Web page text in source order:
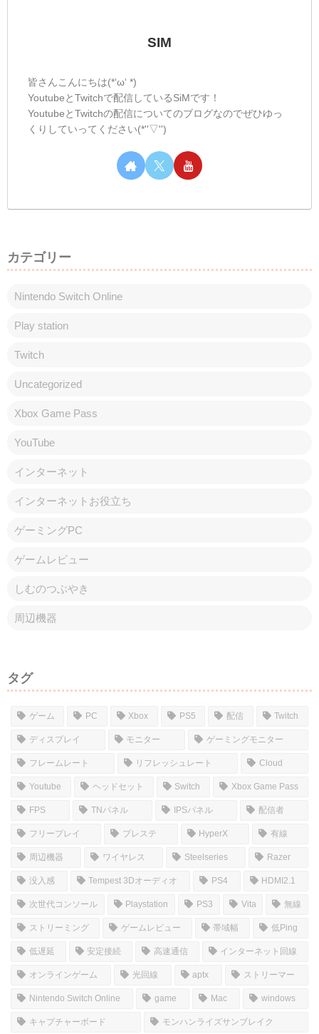
SIM
皆さんこんにちは(*‘ω‘ *)
YoutubeとTwitchで配信しているSiMです！
YoutubeとTwitchの配信についてのブログなのでぜひゆっ
くりしていってください(*''▽'')
カテゴリー
Nintendo Switch Online
Play station
Twitch
Uncategorized
Xbox Game Pass
YouTube
インターネット
インターネットお役立ち
ゲーミングPC
ゲームレビュー
しむのつぶやき
周辺機器
タグ
ゲーム PC Xbox PS5 配信 Twitch
ディスプレイ モニター ゲーミングモニター
フレームレート リフレッシュレート Cloud
Youtube ヘッドセット Switch Xbox Game Pass
FPS TNパネル IPSパネル 配信者
フリープレイ プレステ HyperX 有線
周辺機器 ワイヤレス Steelseries Razer
没入感 Tempest 3Dオーディオ PS4 HDMI2.1
次世代コンソール Playstation PS3 Vita 無線
ストリーミング ゲームレビュー 帯域幅 低Ping
低遅延 安定接続 高速通信 インターネット回線
オンラインゲーム 光回線 aptx ストリーマー
Nintendo Switch Online game Mac windows
キャプチャーボード モンハンライズサンブレイク